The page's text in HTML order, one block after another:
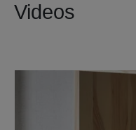
Videos